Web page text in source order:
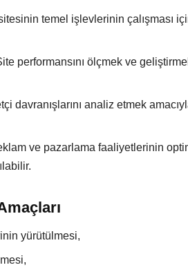
temel işlevlerinin çalışması
performansını ölçmek ve
davranışlarını analiz etmek
ve pazarlama faaliyetlerinin
yürütülmesi,